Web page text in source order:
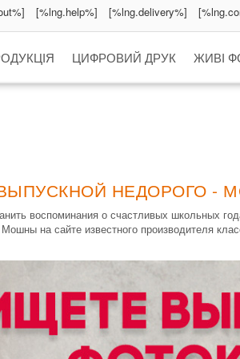
[%lng.help%] [%lng.delivery%]
ЦИФРОВИЙ ДРУК ЖИВІ
НЕДОРОГО -
воспоминания о счастливых школьных
на сайте известного производителя